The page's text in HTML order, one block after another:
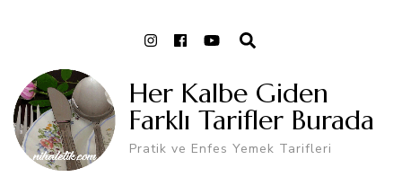
Her Kalbe Giden
Farklı Tarifler Burada
Pratik ve Enfes Yemek Tarifleri